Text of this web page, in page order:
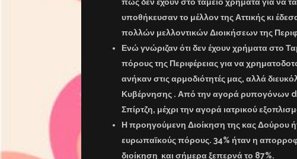
υποθήκευσαν το μέλλον της Αττικής κι
πολλών μελλοντικών Διοικήσεων της
Ενώ γνώριζαν ότι δεν έχουν χρήματα στο
πόρους της Περιφέρειας για να
ανήκαν στις αρμοδιότητές μας, αλλά
Κυβέρνησης . Από την αγορά ρυπογόνων
Σπίρτζη, μέχρι την αγορά ιατρικού
Η προηγούμενη Διοίκηση της κας Δούρου
ευρωπαϊκούς πόρους. 34% ήταν η
διοίκηση και σήμερα ξεπερνά το 87%.